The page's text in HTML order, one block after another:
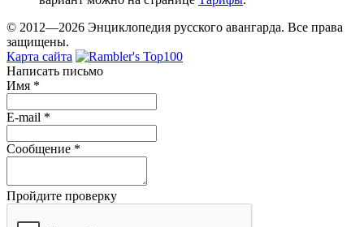
© 2012—2026 Энциклопедия русского авангарда. Все права
защищены.
Карта сайта
Написать письмо
Имя *
E-mail *
Сообщение *
Пройдите проверку